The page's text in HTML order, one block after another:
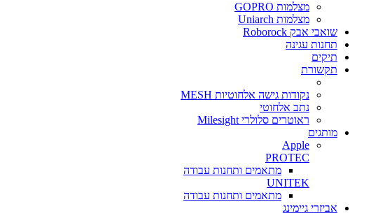
מצלמות GOPRO
מצלמות Uniarch
שואבי אבק Roborock
תחנות עגינה
תיקים
תקשורת
נקודות גישה אלחוטיות MESH
נתב אלחוטי
ראוטרים סלולרי Milesight
מותגים
Apple
PROTEC
מתאמים ותחנות עבודה
UNITEK
מתאמים ותחנות עבודה
אביזרי גיימינג